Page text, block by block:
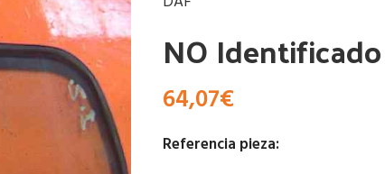
NO
64,07€
Referencia pieza: